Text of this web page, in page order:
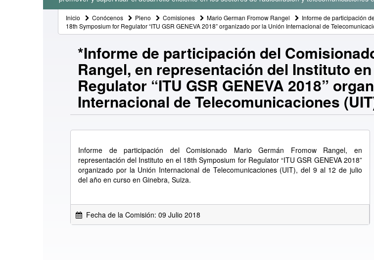
Inicio Conócenos Pleno Comisiones Mario German Fromow Rangel
Informe de participación
18th Symposium for Regulator “ITU GSR GENEVA 2018” organizado por la Unión Internacional de
*Informe de participación del
Rangel, en representación del Instituto
Regulator “ITU GSR GENEVA 2018”
Internacional de Telecomunicaciones
Informe de participación del Comisionado Mario Germán Fromow Rangel, en
representación del Instituto en el 18th Symposium for Regulator “ITU GSR GENEVA 2018”
organizado por la Unión Internacional de Telecomunicaciones (UIT), del 9 al 12 de julio
del año en curso en Ginebra, Suiza.
Fecha de la Comisión: 09 Julio 2018